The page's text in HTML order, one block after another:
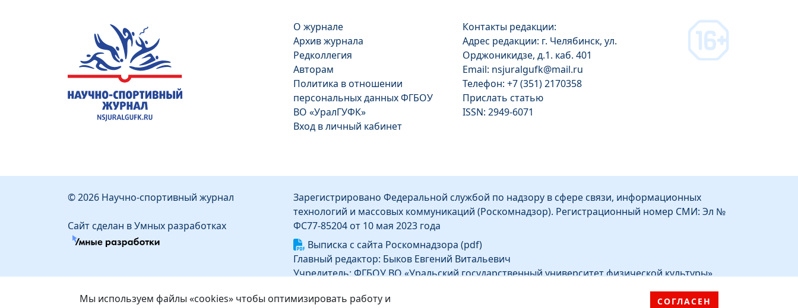
О журнале
Архив журнала
Редколлегия
Авторам
Политика в отношении
персональных данных ФГБОУ
ВО «УралГУФК»
Вход в личный кабинет
Контакты редакции:
Адрес редакции: г. Челябинск, ул.
Орджоникидзе, д.1. каб. 401
Email: nsjuralgufk@mail.ru
Телефон: +7 (351) 2170358
Прислать статью
ISSN: 2949-6071
© 2026 Научно-спортивный журнал
Сайт сделан в Умных разработках
Зарегистрировано Федеральной службой по надзору в сфере связи, информационных
технологий и массовых коммуникаций (Роскомнадзор). Регистрационный номер СМИ: Эл №
ФС77-85204 от 10 мая 2023 года
Выписка с сайта Роскомнадзора (pdf)
Главный редактор: Быков Евгений Витальевич
Учредитель: ФГБОУ ВО «Уральский государственный университет физической культуры»
Информация об издателе
Мы используем файлы «cookies» чтобы оптимизировать работу и
СОГЛАСЕН